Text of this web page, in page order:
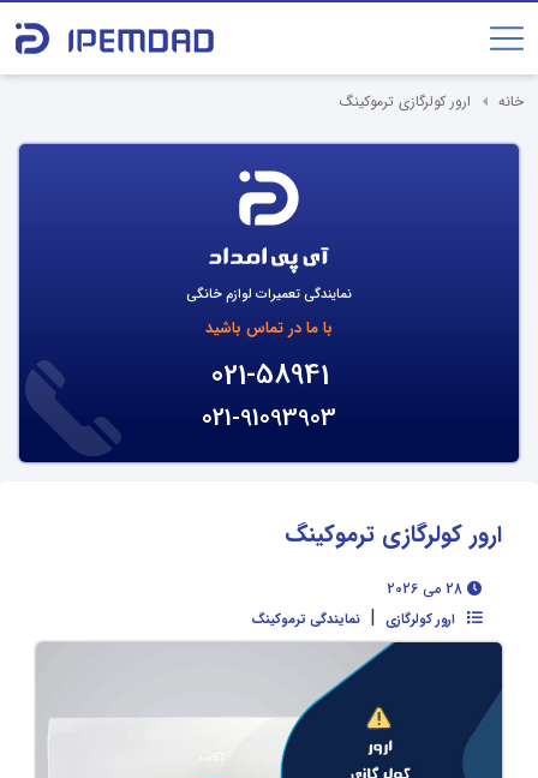
خانه ارور کولرگازی ترموکینگ
نمایندگی تعمیرات لوازم خانگی
با ما در تماس باشید
021-58941
021-91093903
ارور کولرگازی ترموکینگ
ارور کولرگازی | نمایندگی ترموکینگ